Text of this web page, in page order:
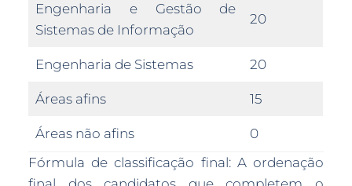
Engenharia e Gestão de
Sistemas de Informação
20
Engenharia de Sistemas 20
Áreas afins 15
Áreas não afins
0
Fórmula de classificação final: A ordenação